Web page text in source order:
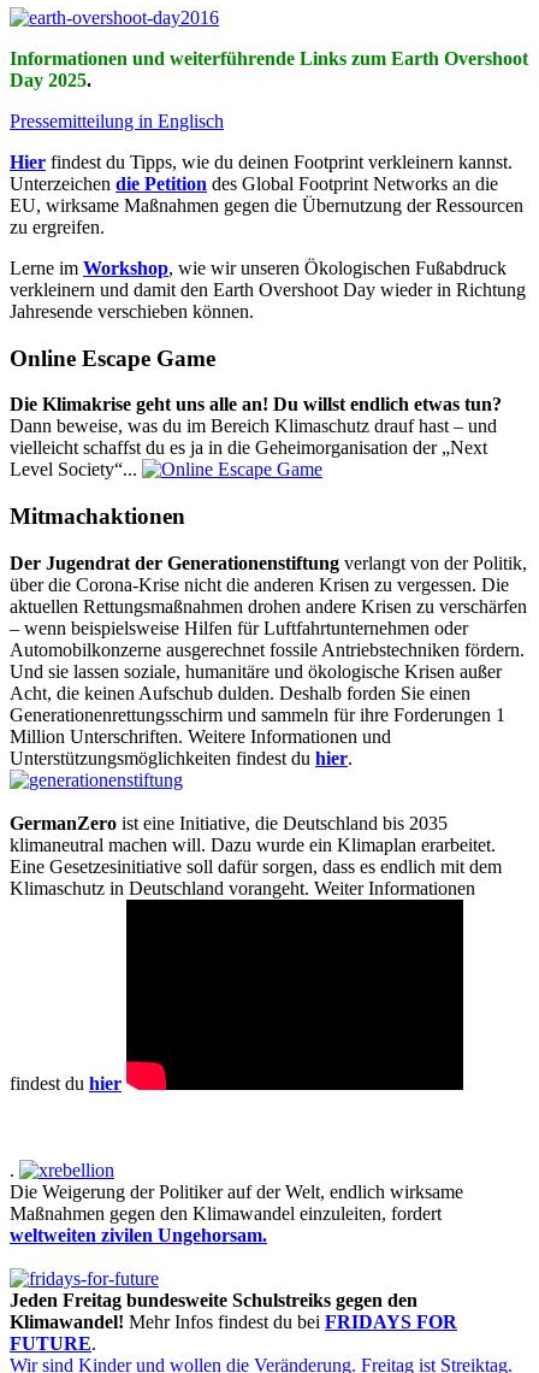
Informationen und weiterführende Links zum Earth Overshoot
Day 2025.
Pressemitteilung in Englisch
Hier findest du Tipps, wie du deinen Footprint verkleinern kannst.
Unterzeichen die Petition des Global Footprint Networks an die
EU, wirksame Maßnahmen gegen die Übernutzung der Ressourcen
zu ergreifen.
Lerne im Workshop, wie wir unseren Ökologischen Fußabdruck
verkleinern und damit den Earth Overshoot Day wieder in Richtung
Jahresende verschieben können.
Online Escape Game
Die Klimakrise geht uns alle an! Du willst endlich etwas tun?
Dann beweise, was du im Bereich Klimaschutz drauf hast – und
vielleicht schaffst du es ja in die Geheimorganisation der „Next
Level Society“...
Mitmachaktionen
Der Jugendrat der Generationenstiftung verlangt von der Politik,
über die Corona-Krise nicht die anderen Krisen zu vergessen. Die
aktuellen Rettungsmaßnahmen drohen andere Krisen zu verschärfen
– wenn beispielsweise Hilfen für Luftfahrtunternehmen oder
Automobilkonzerne ausgerechnet fossile Antriebstechniken fördern.
Und sie lassen soziale, humanitäre und ökologische Krisen außer
Acht, die keinen Aufschub dulden. Deshalb forden Sie einen
Generationenrettungsschirm und sammeln für ihre Forderungen 1
Million Unterschriften. Weitere Informationen und
Unterstützungsmöglichkeiten findest du hier.
GermanZero ist eine Initiative, die Deutschland bis 2035
klimaneutral machen will. Dazu wurde ein Klimaplan erarbeitet.
Eine Gesetzesinitiative soll dafür sorgen, dass es endlich mit dem
Klimaschutz in Deutschland vorangeht. Weiter Informationen
findest du hier
.
Die Weigerung der Politiker auf der Welt, endlich wirksame
Maßnahmen gegen den Klimawandel einzuleiten, fordert
weltweiten zivilen Ungehorsam.
Jeden Freitag bundesweite Schulstreiks gegen den
Klimawandel! Mehr Infos findest du bei FRIDAYS FOR
FUTURE.
Wir sind Kinder und wollen die Veränderung. Freitag ist Streiktag.